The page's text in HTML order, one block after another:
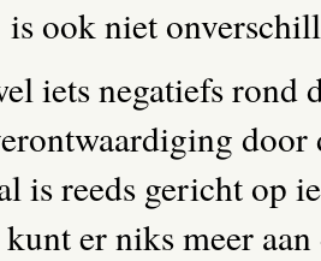
is ook niet
iets negatiefs
is reeds gericht op
er niks meer